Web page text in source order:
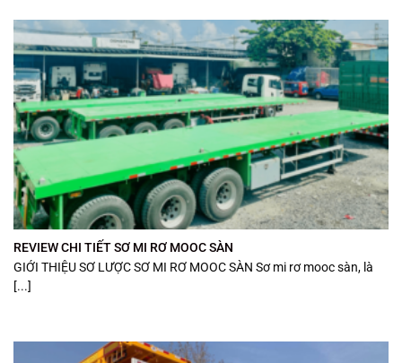
REVIEW CHI TIẾT SƠ MI RƠ MOOC SÀN
GIỚI THIỆU SƠ LƯỢC SƠ MI RƠ MOOC SÀN Sơ mi rơ mooc sàn, là
[...]